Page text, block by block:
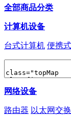
全部商品分类
计算机设备
台式计算机 便携
网络设备
路由器 以太网交